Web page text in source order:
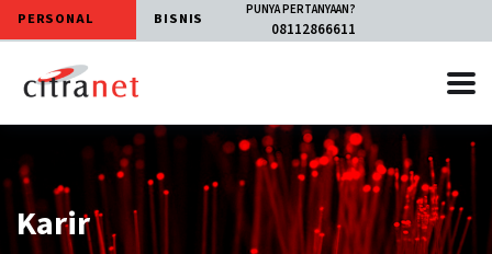
PERSONAL BISNIS PUNYA PERTANYAAN?
08112866611
Karir